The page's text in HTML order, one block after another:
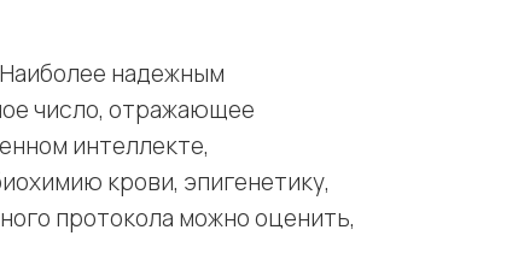
надежным
число, отражающее
интеллекте,
крови, эпигенетику,
протокола можно оценить,